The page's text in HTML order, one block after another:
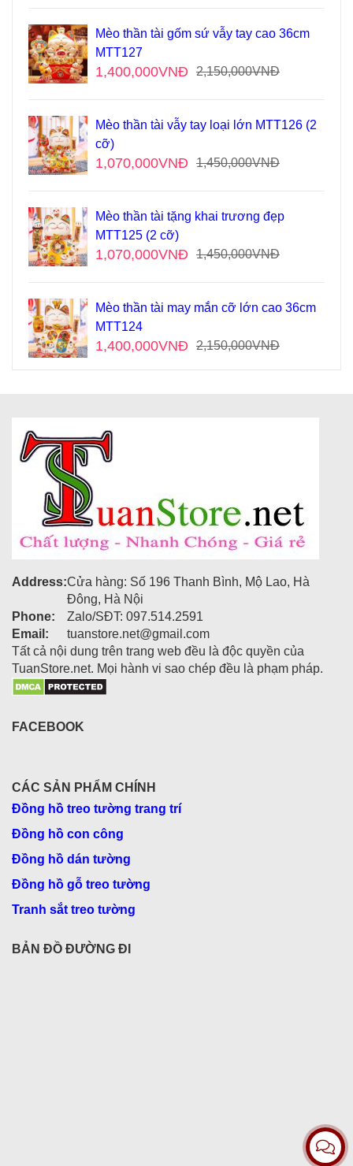
Mèo thần tài gốm sứ vẫy tay cao 36cm
MTT127
2,150,000VNĐ
1,400,000VNĐ
Mèo thần tài vẫy tay loại lớn MTT126 (2
cỡ)
1,450,000VNĐ
1,070,000VNĐ
Mèo thần tài tặng khai trương đẹp
MTT125 (2 cỡ)
1,450,000VNĐ
1,070,000VNĐ
Mèo thần tài may mắn cỡ lớn cao 36cm
MTT124
2,150,000VNĐ
1,400,000VNĐ
Address:Cửa hàng: Số 196 Thanh Bình, Mộ Lao, Hà
Đông, Hà Nội
Phone:
Zalo/SĐT: 097.514.2591
Email:
tuanstore.net@gmail.com
Tất cả nội dung trên trang web đều là độc quyền của
TuanStore.net. Mọi hành vi sao chép đều là phạm pháp.
FACEBOOK
CÁC SẢN PHẨM CHÍNH
Đồng hồ treo tường trang trí
Đồng hồ con công
Đồng hồ dán tường
Đồng hồ gỗ treo tường
Tranh sắt treo tường
BẢN ĐỒ ĐƯỜNG ĐI
Hỗ trợ